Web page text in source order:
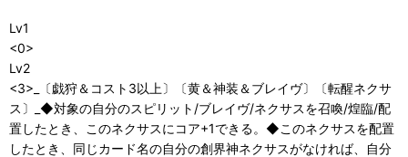
Lv1
<0>
Lv2
<3>_〔戯狩＆コスト3以上〕〔黄＆神装＆ブレイヴ〕〔転醒ネクサ
ス〕_◆対象の自分のスピリット/ブレイヴ/ネクサスを召喚/煌臨/配
置したとき、このネクサスにコア+1できる。◆このネクサスを配置
したとき、同じカード名の自分の創界神ネクサスがなければ、自分